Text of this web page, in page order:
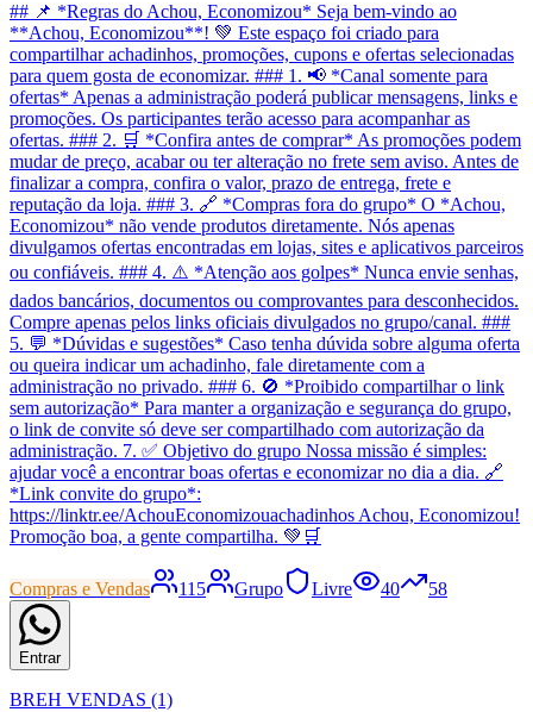
## 📌 *Regras do Achou, Economizou* Seja bem-vindo ao
**Achou, Economizou**! 💚 Este espaço foi criado para
compartilhar achadinhos, promoções, cupons e ofertas selecionadas
para quem gosta de economizar. ### 1. 📢 *Canal somente para
ofertas* Apenas a administração poderá publicar mensagens, links e
promoções. Os participantes terão acesso para acompanhar as
ofertas. ### 2. 🛒 *Confira antes de comprar* As promoções podem
mudar de preço, acabar ou ter alteração no frete sem aviso. Antes de
finalizar a compra, confira o valor, prazo de entrega, frete e
reputação da loja. ### 3. 🔗 *Compras fora do grupo* O *Achou,
Economizou* não vende produtos diretamente. Nós apenas
divulgamos ofertas encontradas em lojas, sites e aplicativos parceiros
ou confiáveis. ### 4. ⚠️ *Atenção aos golpes* Nunca envie senhas,
dados bancários, documentos ou comprovantes para desconhecidos.
Compre apenas pelos links oficiais divulgados no grupo/canal. ###
5. 💬 *Dúvidas e sugestões* Caso tenha dúvida sobre alguma oferta
ou queira indicar um achadinho, fale diretamente com a
administração no privado. ### 6. 🚫 *Proibido compartilhar o link
sem autorização* Para manter a organização e segurança do grupo,
o link de convite só deve ser compartilhado com autorização da
administração. 7. ✅ Objetivo do grupo Nossa missão é simples:
ajudar você a encontrar boas ofertas e economizar no dia a dia. 🔗
*Link convite do grupo*:
https://linktr.ee/AchouEconomizouachadinhos Achou, Economizou!
Promoção boa, a gente compartilha. 💚🛒
Compras e Vendas 115 Grupo Livre 40 58
Entrar
BREH VENDAS (1)